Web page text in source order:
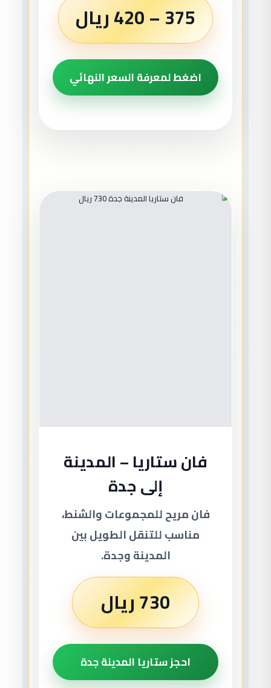
375 – 420 ريال
اضغط لمعرفة السعر النهائي
فان ستاريا – المدينة
إلى جدة
فان مريح للمجموعات والشنط،
مناسب للتنقل الطويل بين
المدينة وجدة.
730 ريال
احجز ستاريا المدينة جدة